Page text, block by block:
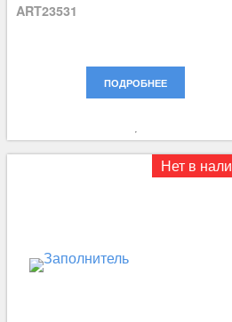
ART23531
ПОДРОБНЕЕ
Нет в